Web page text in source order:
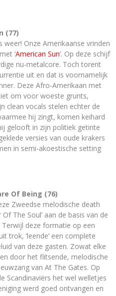
(77)
weer! Onze Amerikaanse vrinden
‘American Sun’. Op deze schijf
nu-metalcore. Toch torent
uit en dat is voornamelijk
Deze Afro-Amerikaan met
om voor woeste grunts,
clean vocals stelen echter de
hij zingt, komen keihard
gelooft in zijn politiek getinte
versies van oude krakers
in semi-akoestische setting
Of Being (76)
Zweedse melodische death
The Soul’ aan de basis van de
deze formatie op een
trok, ‘leende’ een complete
van deze gasten. Zowat elke
door het flitsende, melodische
van At The Gates. Op
Scandinaviërs het wel welletjes
werd goed ontvangen en